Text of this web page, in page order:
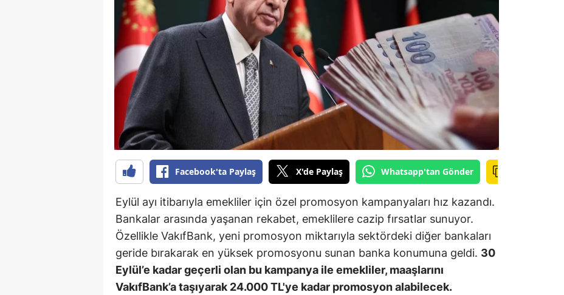
Bilecik
Bingöl
Bitlis
Burdur
Bursa
Çanakkale
Çankırı
Çorum
Denizli
Diyarbakır
Edirne
Facebook'ta Paylaş X'de Paylaş Whatsapp'tan Gönder
Eylül ayı itibarıyla emekliler için özel promosyon kampanyaları hız kazandı.
Bankalar arasında yaşanan rekabet, emeklilere cazip fırsatlar sunuyor.
Özellikle VakıfBank, yeni promosyon miktarıyla sektördeki diğer bankaları
geride bırakarak en yüksek promosyonu sunan banka konumuna geldi. 30
Eylül’e kadar geçerli olan bu kampanya ile emekliler, maaşlarını
VakıfBank’a taşıyarak 24.000 TL'ye kadar promosyon alabilecek.